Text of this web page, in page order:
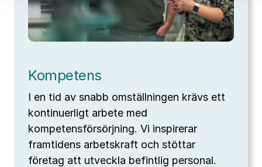
Kompetens
I en tid av snabb omställningen krävs ett
kontinuerligt arbete med
kompetensförsörjning. Vi inspirerar
framtidens arbetskraft och stöttar
företag att utveckla befintlig personal.